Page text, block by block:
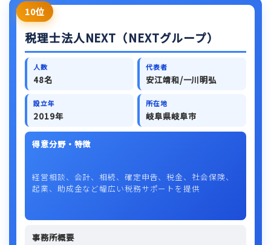
10位
税理士法人NEXT（NEXTグループ）
人数
48名
代表者
安江靖和/一川明弘
設立年
2019年
所在地
岐阜県岐阜市
得意分野・特徴
経営相談、会計、相続、確定申告、税金、社会保険、
起業、助成金など幅広い税務サポートを提供
事務所概要